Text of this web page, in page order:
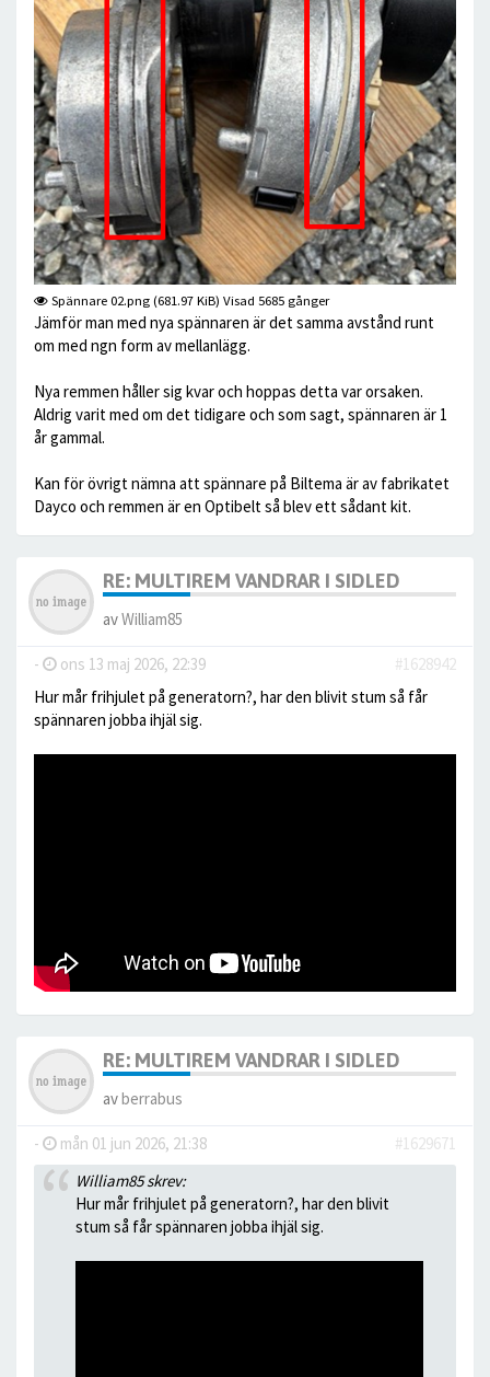
Spännare 02.png (681.97 KiB) Visad 5685 gånger
Jämför man med nya spännaren är det samma avstånd runt
om med ngn form av mellanlägg.
Nya remmen håller sig kvar och hoppas detta var orsaken.
Aldrig varit med om det tidigare och som sagt, spännaren är 1
år gammal.
Kan för övrigt nämna att spännare på Biltema är av fabrikatet
Dayco och remmen är en Optibelt så blev ett sådant kit.
RE: MULTIREM VANDRAR I SIDLED
avWilliam85
- ons 13 maj 2026, 22:39
#1628942
Hur mår frihjulet på generatorn?, har den blivit stum så får
spännaren jobba ihjäl sig.
RE: MULTIREM VANDRAR I SIDLED
avberrabus
- mån 01 jun 2026, 21:38
#1629671
William85 skrev:
Hur mår frihjulet på generatorn?, har den blivit
stum så får spännaren jobba ihjäl sig.